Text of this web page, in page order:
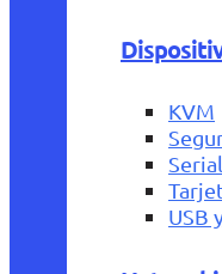
KVM
USB